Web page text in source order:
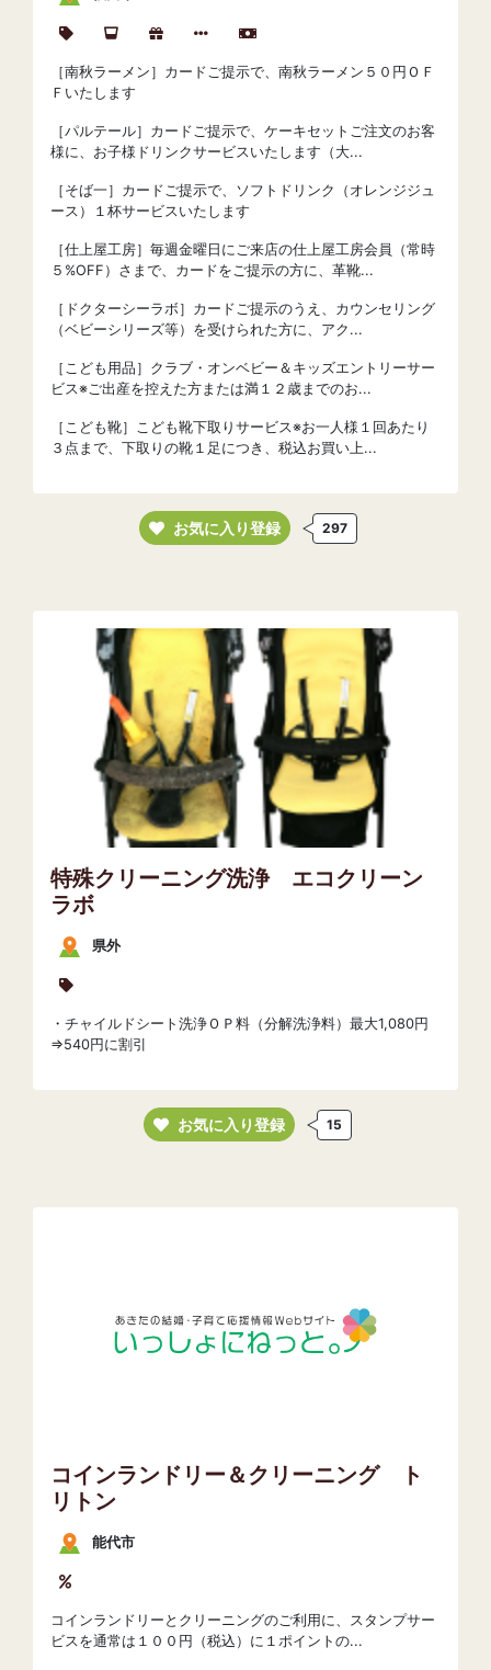
［南秋ラーメン］カードご提示で、南秋ラーメン５０円ＯＦ
Ｆいたします
［パルテール］カードご提示で、ケーキセットご注文のお客
様に、お子様ドリンクサービスいたします（大...
［そば一］カードご提示で、ソフトドリンク（オレンジジュ
ース）１杯サービスいたします
［仕上屋工房］毎週金曜日にご来店の仕上屋工房会員（常時
５%OFF）さまで、カードをご提示の方に、革靴...
［ドクターシーラボ］カードご提示のうえ、カウンセリング
（ベビーシリーズ等）を受けられた方に、アク...
［こども用品］クラブ・オンベビー＆キッズエントリーサー
ビス※ご出産を控えた方または満１２歳までのお...
［こども靴］こども靴下取りサービス※お一人様１回あたり
３点まで、下取りの靴１足につき、税込お買い上...
お気に入り登録 297
特殊クリーニング洗浄 エコクリーン
ラボ
県外
・チャイルドシート洗浄ＯＰ料（分解洗浄料）最大1,080円
⇒540円に割引
お気に入り登録 15
コインランドリー＆クリーニング ト
リトン
能代市
コインランドリーとクリーニングのご利用に、スタンプサー
ビスを通常は１００円（税込）に１ポイントの...